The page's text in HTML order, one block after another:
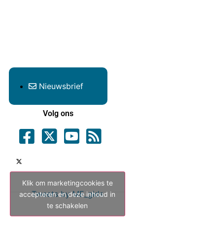
Nieuwsbrief
Volg ons
Tweets by ME_gids
Klik om marketingcookies te
accepteren en deze inhoud in
te schakelen